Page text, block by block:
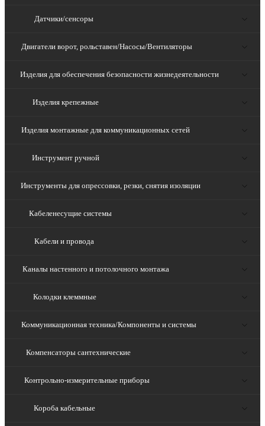
Датчики/сенсоры
Двигатели ворот, рольставен/Насосы/Вентиляторы
Изделия для обеспечения безопасности жизнедеятельности
Изделия крепежные
Изделия монтажные для коммуникационных сетей
Инструмент ручной
Инструменты для опрессовки, резки, снятия изоляции
Кабеленесущие системы
Кабели и провода
Каналы настенного и потолочного монтажа
Колодки клеммные
Коммуникационная техника/Компоненты и системы
Компенсаторы сантехнические
Контрольно-измерительные приборы
Короба кабельные